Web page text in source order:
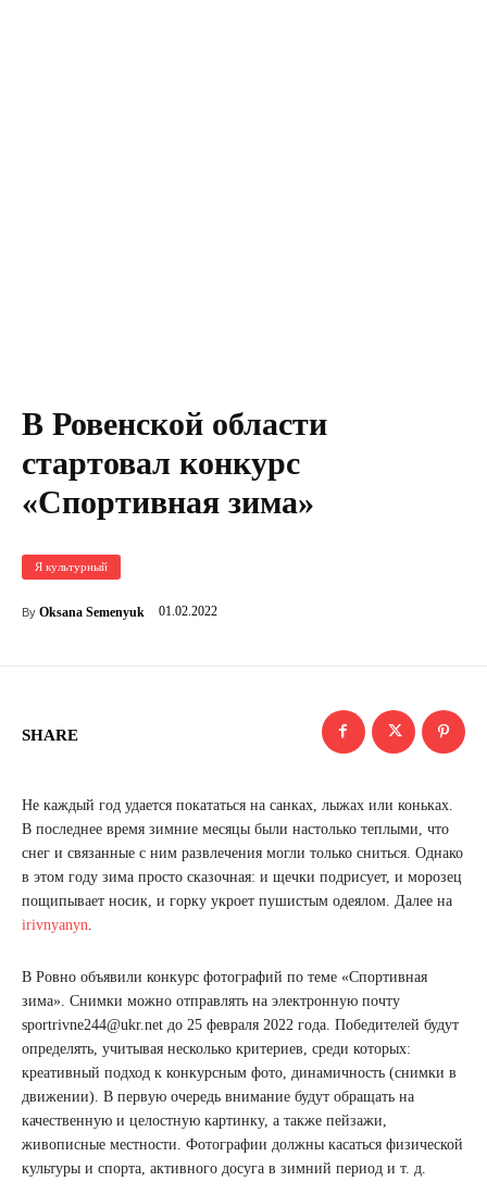
В Ровенской области
стартовал конкурс
«Спортивная зима»
Я культурный
By Oksana Semenyuk 01.02.2022
SHARE
Не каждый год удается покататься на санках, лыжах или коньках.
В последнее время зимние месяцы были настолько теплыми, что
снег и связанные с ним развлечения могли только сниться. Однако
в этом году зима просто сказочная: и щечки подрисует, и морозец
пощипывает носик, и горку укроет пушистым одеялом. Далее на
irivnyanyn
В Ровно объявили конкурс фотографий по теме «Спортивная
зима». Снимки можно отправлять на электронную почту
sportrivne244@ukr.net до 25 февраля 2022 года. Победителей будут
определять, учитывая несколько критериев, среди которых:
креативный подход к конкурсным фото, динамичность (снимки в
движении). В первую очередь внимание будут обращать на
качественную и целостную картинку, а также пейзажи,
живописные местности. Фотографии должны касаться физической
культуры и спорта, активного досуга в зимний период и т. д.